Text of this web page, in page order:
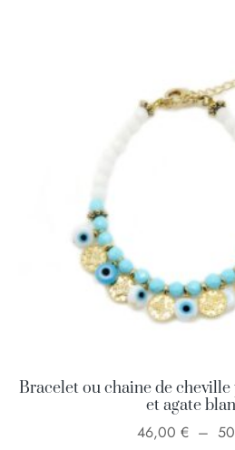
Bracelet ou chaine de
et agate
46,00 € –